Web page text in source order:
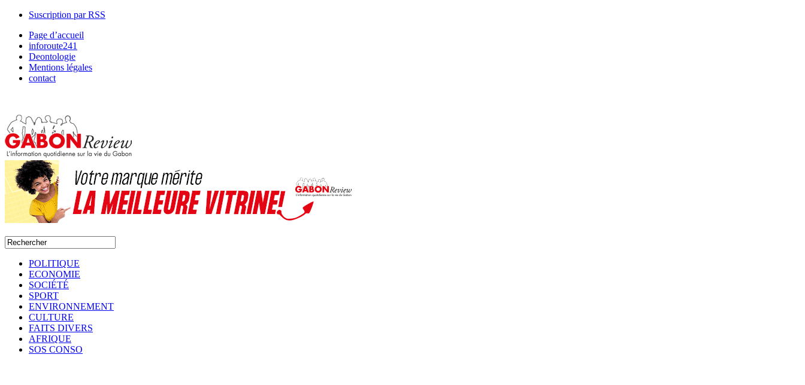
Suscription par RSS
Page d’accueil
inforoute241
Deontologie
Mentions légales
contact
POLITIQUE
ECONOMIE
SOCIÉTÉ
SPORT
ENVIRONNEMENT
CULTURE
FAITS DIVERS
AFRIQUE
SOS CONSO